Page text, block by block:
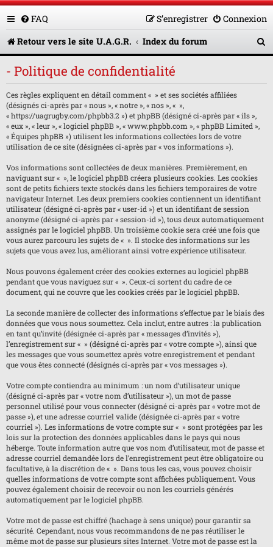
FAQ Connexion
S’enregistrer
Retour vers le site U.A.G.R.
Index du forum
e
- Politique de confidentialité
Ces règles expliquent en détail comment « » et ses sociétés affiliées
(désignés ci-après par « nous », « notre », « nos », « »,
« https://uagrugby.com/phpbb3.2 ») et phpBB (désigné ci-après par « ils »,
« eux », « leur », « logiciel phpBB », « www.phpbb.com », « phpBB Limited »,
« Équipes phpBB ») utilisent les informations collectées lors de votre
utilisation de ce site (désignées ci-après par « vos informations »).
Vos informations sont collectées de deux manières. Premièrement, en
naviguant sur « », le logiciel phpBB créera plusieurs cookies. Les cookies
sont de petits fichiers texte stockés dans les fichiers temporaires de votre
navigateur Internet. Les deux premiers cookies contiennent un identifiant
utilisateur (désigné ci-après par « user-id ») et un identifiant de session
anonyme (désigné ci-après par « session-id »), tous deux automatiquement
assignés par le logiciel phpBB. Un troisième cookie sera créé une fois que
vous aurez parcouru les sujets de « ». Il stocke des informations sur les
sujets que vous avez lus, améliorant ainsi votre expérience utilisateur.
Nous pouvons également créer des cookies externes au logiciel phpBB
pendant que vous naviguez sur « ». Ceux-ci sortent du cadre de ce
document, qui ne couvre que les cookies créés par le logiciel phpBB.
La seconde manière de collecter des informations s’effectue par le biais des
données que vous nous soumettez. Cela inclut, entre autres : la publication
en tant qu’invité (désignée ci-après par « messages d’invités »),
l’enregistrement sur « » (désigné ci-après par « votre compte »), ainsi que
les messages que vous soumettez après votre enregistrement et pendant
que vous êtes connecté (désignés ci-après par « vos messages »).
Votre compte contiendra au minimum : un nom d’utilisateur unique
(désigné ci-après par « votre nom d’utilisateur »), un mot de passe
personnel utilisé pour vous connecter (désigné ci-après par « votre mot de
passe »), et une adresse courriel valide (désignée ci-après par « votre
courriel »). Les informations de votre compte sur « » sont protégées par les
lois sur la protection des données applicables dans le pays qui nous
héberge. Toute information autre que vos nom d’utilisateur, mot de passe et
adresse courriel demandée lors de l’enregistrement peut être obligatoire ou
facultative, à la discrétion de « ». Dans tous les cas, vous pouvez choisir
quelles informations de votre compte sont affichées publiquement. Vous
pouvez également choisir de recevoir ou non les courriels générés
automatiquement par le logiciel phpBB.
Votre mot de passe est chiffré (hachage à sens unique) pour garantir sa
sécurité. Cependant, nous vous recommandons de ne pas réutiliser le
même mot de passe sur plusieurs sites Internet. Votre mot de passe est la